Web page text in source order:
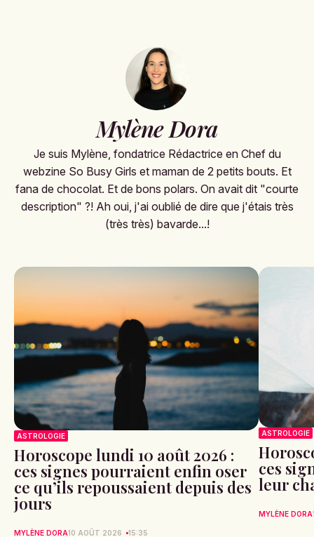
Mylène Dora
Je suis Mylène, fondatrice Rédactrice en Chef du
webzine So Busy Girls et maman de 2 petits bouts. Et
fana de chocolat. Et de bons polars. On avait dit "courte
description" ?! Ah oui, j'ai oublié de dire que j'étais très
(très très) bavarde...!
ASTROLOGIE
Horoscope lundi 10 août 2026 :
ces signes pourraient enfin oser
ce qu’ils repoussaient depuis des
jours
MYLÈNE DORA10 AOÛT 2026 15:35
ASTROLOGIE
ces
leur
MYLÈNE DORA